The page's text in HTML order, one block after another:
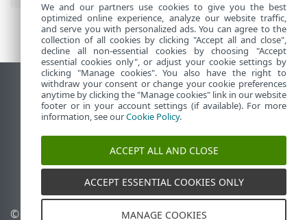
Переглянути повну версію
End of Life
База знань ESET
Форум ESET
ESET Status Portal
Регіональна підтримка
© 1992 - 2025 ESET, spol. s Керувати файлами cookie
We and our partners use cookies to give you the best
optimized online experience, analyze our website traffic,
and serve you with personalized ads. You can agree to the
collection of all cookies by clicking "Accept all and close",
decline all non-essential cookies by choosing "Accept
essential cookies only", or adjust your cookie settings by
clicking "Manage cookies". You also have the right to
withdraw your consent or change your cookie preferences
anytime by clicking the "Manage cookies" link in our website
footer or in your account settings (if available). For more
information, see ourCookie Policy.
ACCEPT ALL AND CLOSE
ACCEPT ESSENTIAL COOKIES ONLY
MANAGE COOKIES